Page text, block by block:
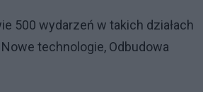
500 wydarzeń w takich działach
technologie, Odbudowa